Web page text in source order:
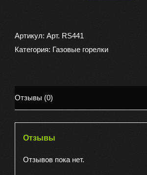
пьезо
TOURIST
Артикул: Арт. RS441
Категория: Газовые горелки
Отзывы (0)
Отзывы
Отзывов пока нет.